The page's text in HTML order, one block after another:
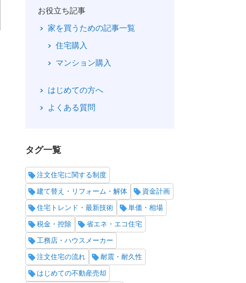
お役立ち記事
家を買うための記事一覧
住宅購入
マンション購入
はじめての方へ
よくある質問
タグ一覧
注文住宅に関する制度
建て替え・リフォーム・解体 資金計画
住宅トレンド・最新技術 単価・相場
税金・控除 省エネ・エコ住宅
工務店・ハウスメーカー
注文住宅の流れ 耐震・耐久性
はじめての不動産売却